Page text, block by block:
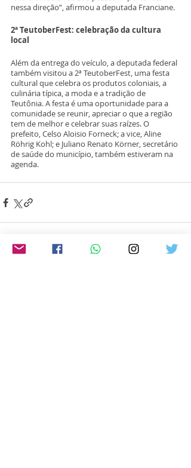
nessa direção”, afirmou a deputada Franciane.
2ª TeutoberFest: celebração da cultura
local
Além da entrega do veículo, a deputada federal
também visitou a 2ª TeutoberFest, uma festa
cultural que celebra os produtos coloniais, a
culinária típica, a moda e a tradição de
Teutônia. A festa é uma oportunidade para a
comunidade se reunir, apreciar o que a região
tem de melhor e celebrar suas raízes. O
prefeito, Celso Aloisio Forneck; a vice, Aline
Röhrig Kohl; e Juliano Renato Körner, secretário
de saúde do município, também estiveram na
agenda.